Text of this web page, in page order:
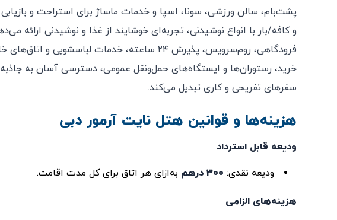
پشت‌بام، سالن ورزشی، سونا، اسپا و خدمات ماساژ برای استراحت و
و کافه/بار با انواع نوشیدنی، تجربه‌ای خوشایند از غذا و نوشیدنی ارائه
فرودگاهی، روم‌سرویس، پذیرش ۲۴ ساعته، خدمات
خرید، رستوران‌ها و ایستگاه‌های حمل‌ونقل عمومی، دسترسی آسان به
سفرهای تفریحی و کاری تبدیل می‌کند.
هزینه‌ها و قوانین هتل نایت آرمور دبی
ودیعه قابل استرداد
ودیعه نقدی: ۳۰۰ درهم به‌ازای هر اتاق برای کل مدت اقامت.
هزینه‌های الزامی